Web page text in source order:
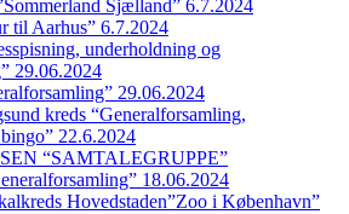
Sjælland” 6.7.2024
til Aarhus” 6.7.2024
underholdning og
29.06.2024
29.06.2024
kreds “Generalforsamling,
22.6.2024
“SAMTALEGRUPPE”
18.06.2024
Hovedstaden”Zoo i København”